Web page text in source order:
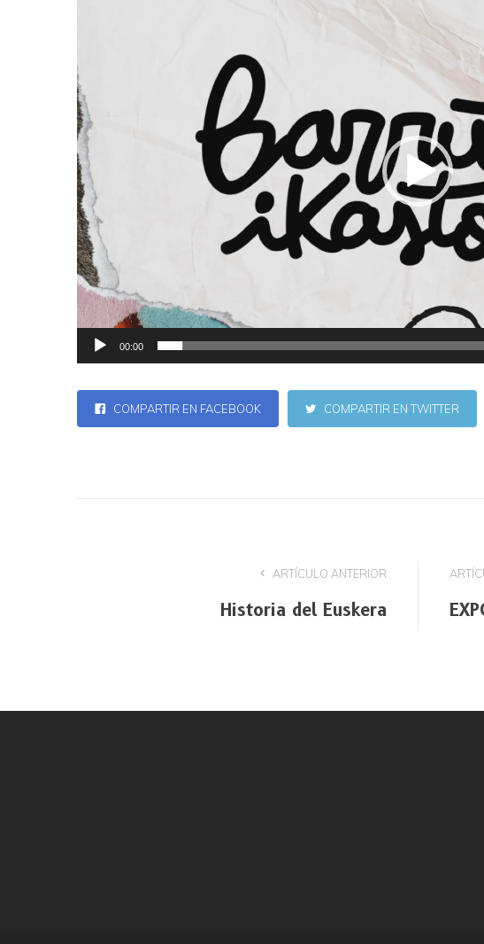
00:00
COMPARTIR EN FACEBOOK COMPARTIR EN TWITTER
ARTÍCULO ANTERIOR
Historia del Euskera